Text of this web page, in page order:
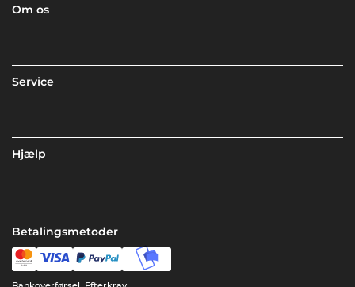
Om os
Service
Hjælp
Betalingsmetoder